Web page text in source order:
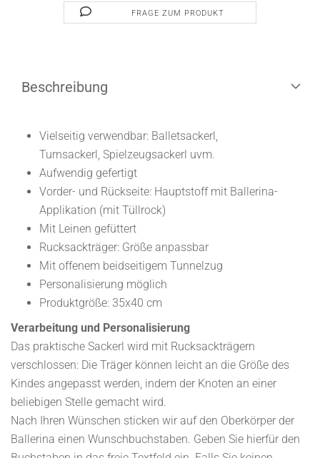
FRAGE ZUM PRODUKT
Beschreibung
Vielseitig verwendbar: Balletsackerl,
Turnsackerl, Spielzeugsackerl uvm.
Aufwendig gefertigt
Vorder- und Rückseite: Hauptstoff mit Ballerina-
Applikation (mit Tüllrock)
Mit Leinen gefüttert
Rucksackträger: Größe anpassbar
Mit offenem beidseitigem Tunnelzug
Personalisierung möglich
Produktgröße: 35x40 cm
Verarbeitung und Personalisierung
Das praktische Sackerl wird mit Rucksackträgern
verschlossen: Die Träger können leicht an die Größe des
Kindes angepasst werden, indem der Knoten an einer
beliebigen Stelle gemacht wird.
Nach Ihren Wünschen sticken wir auf den Oberkörper der
Ballerina einen Wunschbuchstaben. Geben Sie hierfür den